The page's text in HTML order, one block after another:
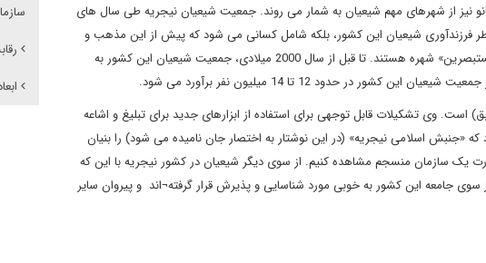
از شهرهای مهم شیعیان به شمار می روند. جمعیت شیعیان نیجریه طی سال های
فرزندآوری شیعیان این کشور، بلکه شامل کسانی می شود که پیش از این مذهب و
دین دیگری داشته اند و سپس به تشیع گرویده اند. بر همین اساس به «مستبصرین» شهره هستند. تا قبل از سال 2000 میلادی، جمعیت شیعیان این کشور به
حدود 12 تا 14 میلیون نفر برآورد می شود.
وی تشکیلات قابل توجهی برای استفاده از ابزارهای جدید برای تبلیغ و اشاعه
اسلامی نیجریه» (در این نوشتار به اختصار جان نامیده می شود) را بنیان
یک سازمان منسجم مشاهده کنیم. از سوی دیگر شیعیان در کشور نیجریه با این که
جامعه این کشور به خوبی مورد شناسایی و پذیرش قرار گرفته¬اند و پیروان سایر